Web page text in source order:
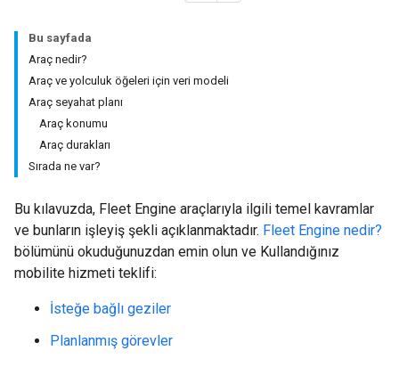
Bu sayfada
Araç nedir?
Araç ve yolculuk öğeleri için veri modeli
Araç seyahat planı
Araç konumu
Araç durakları
Sırada ne var?
Bu kılavuzda, Fleet Engine araçlarıyla ilgili temel kavramlar
ve bunların işleyiş şekli açıklanmaktadır. Fleet Engine nedir?
bölümünü okuduğunuzdan emin olun ve Kullandığınız
mobilite hizmeti teklifi:
İsteğe bağlı geziler
Planlanmış görevler